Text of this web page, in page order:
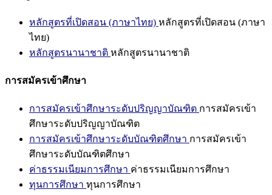
หลักสูตรที่เปิดสอน (ภาษาไทย) หลักสูตรที่เปิดสอน (ภาษา
ไทย)
หลักสูตรนานาชาติ หลักสูตรนานาชาติ
การสมัครเข้าศึกษา
การสมัครเข้าศึกษาระดับปริญญาบัณฑิต การสมัครเข้า
ศึกษาระดับปริญญาบัณฑิต
การสมัครเข้าศึกษาระดับบัณฑิตศึกษา การสมัครเข้า
ศึกษาระดับบัณฑิตศึกษา
ค่าธรรมเนียมการศึกษา ค่าธรรมเนียมการศึกษา
ทุนการศึกษา ทุนการศึกษา